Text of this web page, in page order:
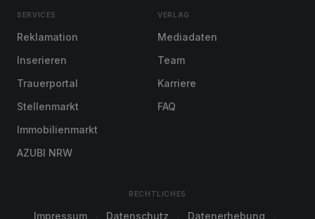
SERVICES
Reklamation
Inserieren
Trauerportal
Stellenmarkt
Immobilienmarkt
AZUBI NRW
VERLAG
Mediadaten
Team
Karriere
FAQ
RECHTLICHES
Impressum Datenschutz Datenerhebung